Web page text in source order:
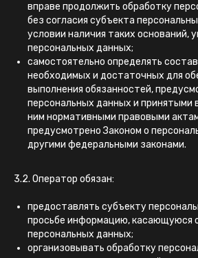
вправе продолжить обработку
без согласия субъекта
условии наличия таких оснований,
персональных данных;
самостоятельно определять
необходимых и достаточных для
выполнения обязанностей,
персональных данных и принятыми
ним нормативными правовыми
предусмотрено Законом о
другими федеральными законами.
3.2. Оператор обязан:
предоставлять субъекту
просьбе информацию, касающуюся
персональных данных;
организовывать обработку